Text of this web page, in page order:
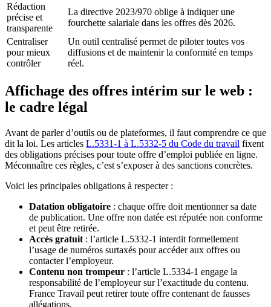
Rédaction
précise et
transparente
La directive 2023/970 oblige à indiquer une
fourchette salariale dans les offres dès 2026.
Centraliser
pour mieux
contrôler
Un outil centralisé permet de piloter toutes vos
diffusions et de maintenir la conformité en temps
réel.
Affichage des offres intérim sur le web :
le cadre légal
Avant de parler d’outils ou de plateformes, il faut comprendre ce que
dit la loi. Les articles L.5331-1 à L.5332-5 du Code du travail fixent
des obligations précises pour toute offre d’emploi publiée en ligne.
Méconnaître ces règles, c’est s’exposer à des sanctions concrètes.
Voici les principales obligations à respecter :
Datation obligatoire : chaque offre doit mentionner sa date
de publication. Une offre non datée est réputée non conforme
et peut être retirée.
Accès gratuit : l’article L.5332-1 interdit formellement
l’usage de numéros surtaxés pour accéder aux offres ou
contacter l’employeur.
Contenu non trompeur : l’article L.5334-1 engage la
responsabilité de l’employeur sur l’exactitude du contenu.
France Travail peut retirer toute offre contenant de fausses
allégations.